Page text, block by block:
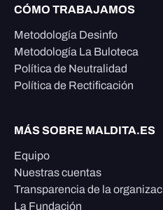
CÓMO TRABAJAMOS
Metodología Desinfo
Metodología La Buloteca
Política de Neutralidad
Política de Rectificación
MÁS SOBRE MALDITA.ES
Equipo
Nuestras cuentas
Transparencia de la
La Fundación